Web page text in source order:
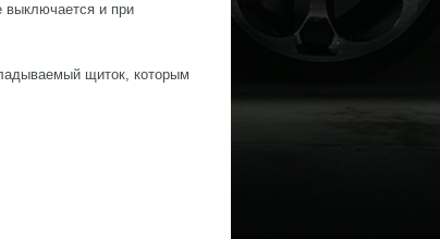
выключается и при
щиток, которым